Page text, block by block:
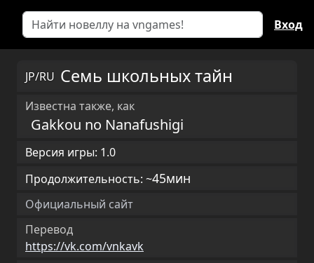
Вход
JP/RU Семь школьных тайн
Известна также, как
Gakkou no Nanafushigi
Версия игры: 1.0
Продолжительность: ~45мин
Официальный сайт
Перевод
https://vk.com/vnkavk